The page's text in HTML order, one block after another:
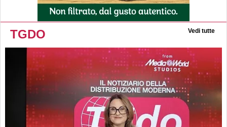
TGDO Vedi tutte